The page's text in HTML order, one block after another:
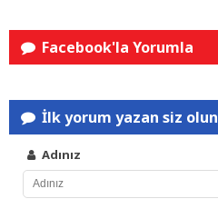
Facebook'la Yorumla
İlk yorum yazan siz olun
Adınız